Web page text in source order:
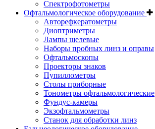
Спектрофотометры
Офтальмологическое оборудование
Авторефкератометры
Диоптриметры
Лампы щелевые
Наборы пробных линз и оправы
Офтальмоскопы
Проекторы знаков
Пупиллометры
Столы приборные
Тонометры офтальмологические
Фундус-камеры
Экзофтальмометры
Станок для обработки линз